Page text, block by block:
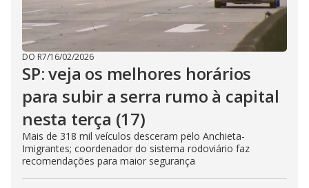
DO R7/16/02/2026
SP: veja os melhores horários
para subir a serra rumo à capital
nesta terça (17)
Mais de 318 mil veículos desceram pelo Anchieta-
Imigrantes; coordenador do sistema rodoviário faz
recomendações para maior segurança